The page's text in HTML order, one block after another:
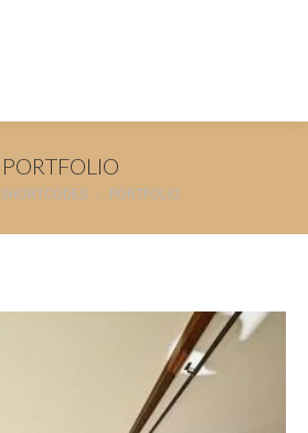
PORTFOLIO
SHORTCODES PORTFOLIO